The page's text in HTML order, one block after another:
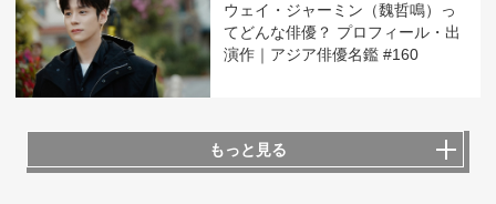
ウェイ・ジャーミン（魏哲鳴）っ
てどんな俳優？ プロフィール・出
演作｜アジア俳優名鑑 #160
もっと見る